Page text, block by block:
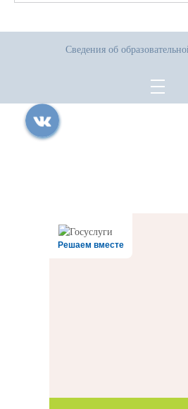
Сведения об
Решаем вместе